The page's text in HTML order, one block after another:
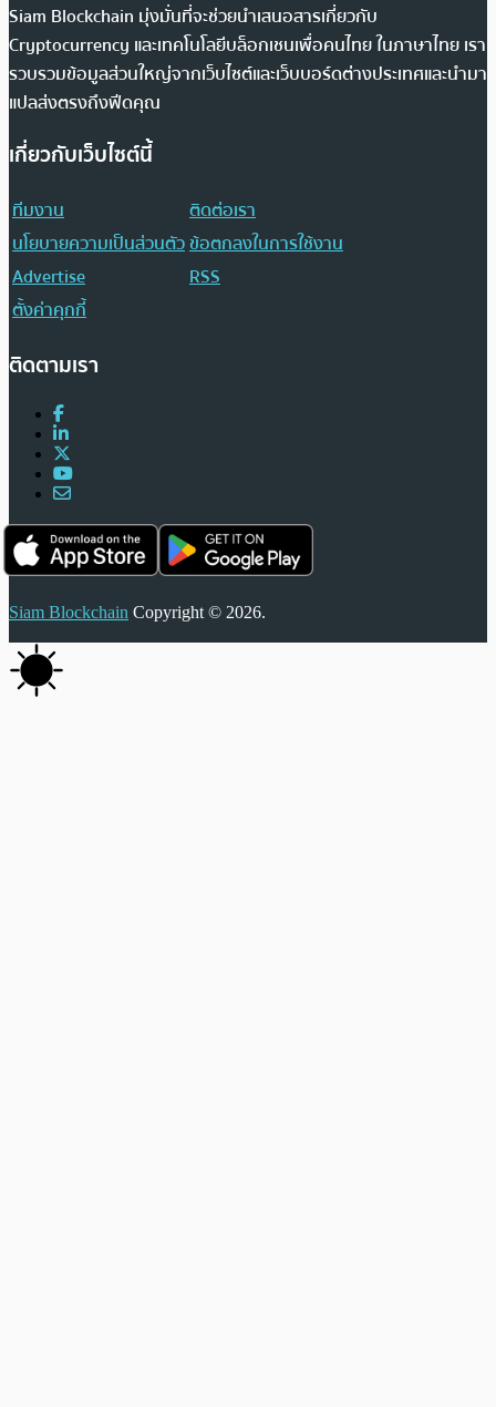
Siam Blockchain มุ่งมั่นที่จะช่วยนำเสนอสารเกี่ยวกับ
Cryptocurrency และเทคโนโลยีบล็อกเชนเพื่อคนไทย ในภาษาไทย เรา
รวบรวมข้อมูลส่วนใหญ่จากเว็บไซต์และเว็บบอร์ดต่างประเทศและนำมา
แปลส่งตรงถึงฟีดคุณ
เกี่ยวกับเว็บไซต์นี้
ทีมงาน
ติดต่อเรา
นโยบายความเป็นส่วนตัวข้อตกลงในการใช้งาน
Advertise
RSS
ตั้งค่าคุกกี้
ติดตามเรา
Siam Blockchain Copyright © 2026.